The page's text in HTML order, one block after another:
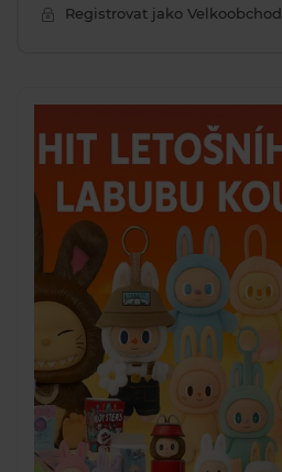
Registrovat jako Velkoobchod